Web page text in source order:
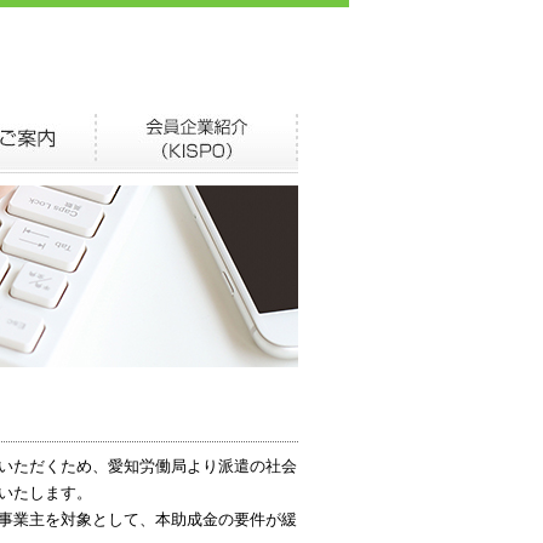
ただくため、愛知労働局より派遣の社会
たします。
業主を対象として、本助成金の要件が緩